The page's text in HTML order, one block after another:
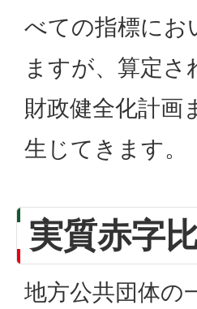
べての指標にお
ますが、算定さ
財政健全化計画
生じてきます。
実質赤字
地方公共団体の